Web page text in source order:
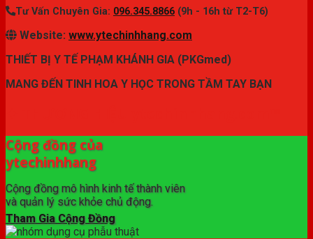
Tư Vấn Chuyên Gia: 096.345.8866 (9h - 16h từ T2-T6)
Website: www.ytechinhhang.com
THIẾT BỊ Y TẾ PHẠM KHÁNH GIA (PKGmed)
MANG ĐẾN TINH HOA Y HỌC TRONG TẦM TAY BẠN
Cộng đồng của
ytechinhhang
Cộng đồng mô hình kinh tế thành viên
và quản lý sức khỏe chủ động.
Tham Gia Cộng Đồng